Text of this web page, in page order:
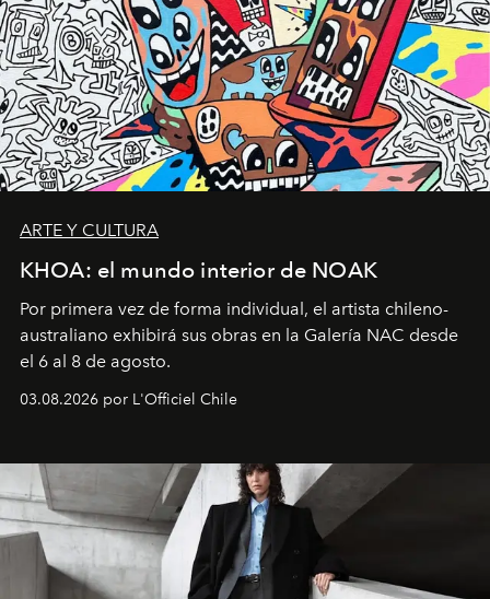
ARTE Y CULTURA
KHOA: el mundo interior de NOAK
Por primera vez de forma individual, el artista chileno-
australiano exhibirá sus obras en la Galería NAC desde
el 6 al 8 de agosto.
03.08.2026 por L'Officiel Chile